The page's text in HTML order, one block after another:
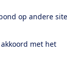
op andere
akkoord met het
een